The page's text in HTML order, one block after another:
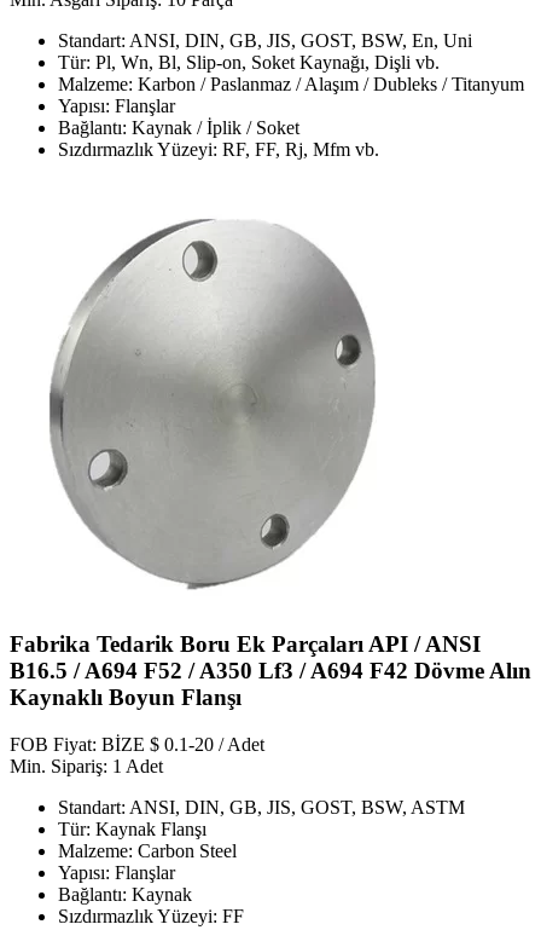
Standart: ANSI, DIN, GB, JIS, GOST, BSW, En, Uni
Tür: Pl, Wn, Bl, Slip-on, Soket Kaynağı, Dişli vb.
Malzeme: Karbon / Paslanmaz / Alaşım / Dubleks / Titanyum
Yapısı: Flanşlar
Bağlantı: Kaynak / İplik / Soket
Sızdırmazlık Yüzeyi: RF, FF, Rj, Mfm vb.
Fabrika Tedarik Boru Ek Parçaları API / ANSI
B16.5 / A694 F52 / A350 Lf3 / A694 F42 Dövme Alın
Kaynaklı Boyun Flanşı
FOB Fiyat: BİZE $ 0.1-20 / Adet
Min. Sipariş: 1 Adet
Standart: ANSI, DIN, GB, JIS, GOST, BSW, ASTM
Tür: Kaynak Flanşı
Malzeme: Carbon Steel
Yapısı: Flanşlar
Bağlantı: Kaynak
Sızdırmazlık Yüzeyi: FF